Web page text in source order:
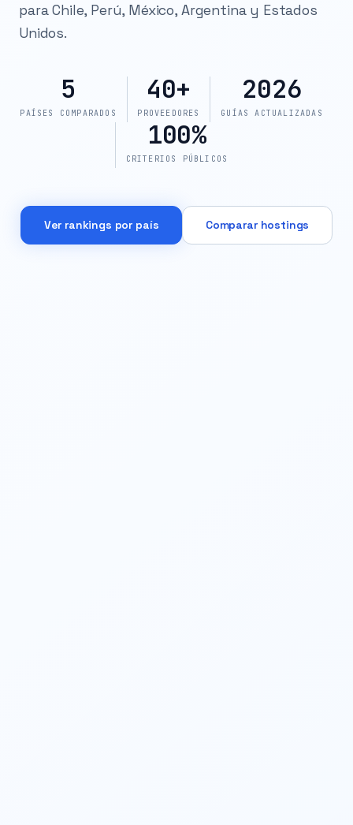
para Chile, Perú, México, Argentina y Estados
Unidos.
5
PAÍSES COMPARADOS
40+
PROVEEDORES
2026
GUÍAS ACTUALIZADAS
100%
CRITERIOS PÚBLICOS
Ver rankings por país Comparar hostings